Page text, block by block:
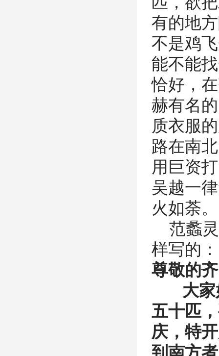
有的地
不是鸡
能不能
恰好，
赫有名
质衣服
路在南
用巨资
吴越一
火如荼。
范蠡灵
样写的：
尊敬的
大家好
五十匹
庆，特
到南方